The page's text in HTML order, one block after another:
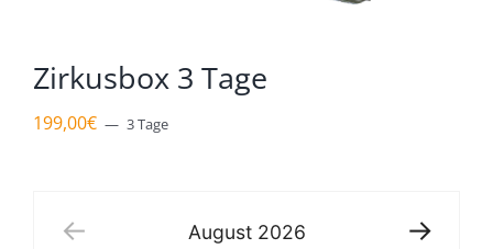
Zirkusbox 3 Tage
199,00€ 3 Tage
August 2026